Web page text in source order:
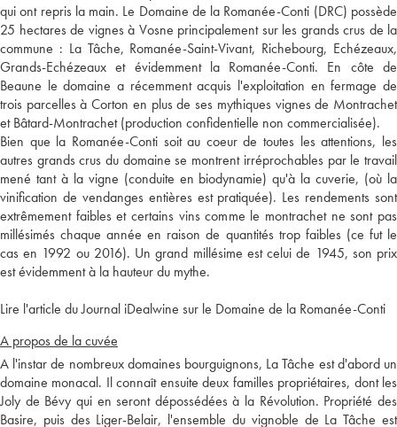
qui ont repris la main. Le Domaine de la Romanée-Conti (DRC) possède
25 hectares de vignes à Vosne principalement sur les grands crus de la
commune : La Tâche, Romanée-Saint-Vivant, Richebourg, Echézeaux,
Grands-Echézeaux et évidemment la Romanée-Conti. En côte de
Beaune le domaine a récemment acquis l'exploitation en fermage de
trois parcelles à Corton en plus de ses mythiques vignes de Montrachet
et Bâtard-Montrachet (production confidentielle non commercialisée).
Bien que la Romanée-Conti soit au coeur de toutes les attentions, les
autres grands crus du domaine se montrent irréprochables par le travail
mené tant à la vigne (conduite en biodynamie) qu'à la cuverie, (où la
vinification de vendanges entières est pratiquée). Les rendements sont
extrêmement faibles et certains vins comme le montrachet ne sont pas
millésimés chaque année en raison de quantités trop faibles (ce fut le
cas en 1992 ou 2016). Un grand millésime est celui de 1945, son prix
est évidemment à la hauteur du mythe.
Lire l'article du Journal iDealwine sur le Domaine de la Romanée-Conti
A propos de la cuvée
A l'instar de nombreux domaines bourguignons, La Tâche est d'abord un
domaine monacal. Il connaît ensuite deux familles propriétaires, dont les
Joly de Bévy qui en seront dépossédées à la Révolution. Propriété des
Basire, puis des Liger-Belair, l'ensemble du vignoble de La Tâche est